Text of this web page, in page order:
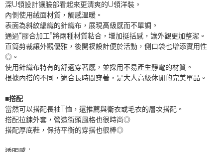
深U領設計讓臉部看起來更清爽的U領洋裝。
內側使用絨面材質，觸感溫暖。
表面為斜紋編織的針織布，展現高級感而不單調。
通過“膠合加工”將兩種材質粘合，增加挺括感，讓外觀更加整潔。
直筒剪裁讓外觀優雅，後開衩設計便於活動，側口袋也增添實用性
◎。
使用針織布特有的舒適穿著感，並採用不易產生靜電的材質。
根據內搭的不同，適合長時間穿著，是大人高級休閒的完美單品。
■搭配
當然可以搭配長袖T恤，還推薦與衛衣或毛衣的層次搭配。
搭配拉鍊外套，營造街頭風格也很時尚◎
搭配厚底鞋，保持平衡的穿搭也很棒◎